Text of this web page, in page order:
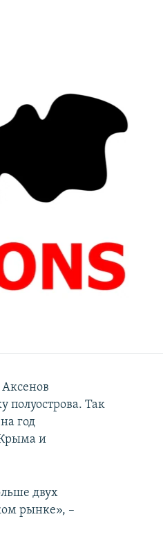
полуострова. Так
год
и
двух
рынке», –